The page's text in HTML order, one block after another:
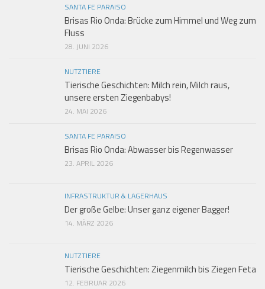
SANTA FE PARAISO
Brisas Rio Onda: Brücke zum Himmel und Weg zum
Fluss
28. JUNI 2026
NUTZTIERE
Tierische Geschichten: Milch rein, Milch raus,
unsere ersten Ziegenbabys!
24. MAI 2026
SANTA FE PARAISO
Brisas Rio Onda: Abwasser bis Regenwasser
23. APRIL 2026
INFRASTRUKTUR & LAGERHAUS
Der große Gelbe: Unser ganz eigener Bagger!
14. MÄRZ 2026
NUTZTIERE
Tierische Geschichten: Ziegenmilch bis Ziegen Feta
12. FEBRUAR 2026